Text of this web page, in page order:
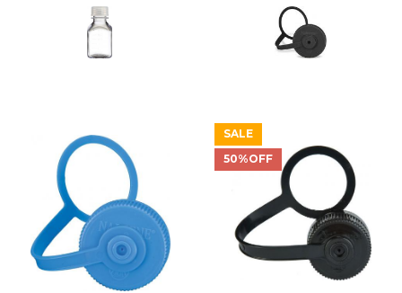
SALE
50%OFF